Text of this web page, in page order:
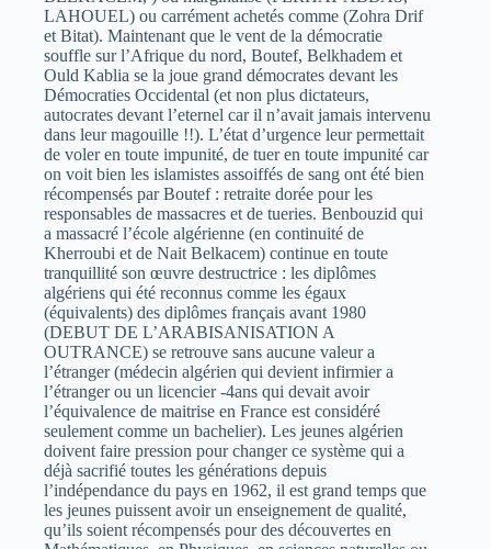
LAHOUEL) ou carrément achetés comme (Zohra Drif
et Bitat). Maintenant que le vent de la démocratie
souffle sur l’Afrique du nord, Boutef, Belkhadem et
Ould Kablia se la joue grand démocrates devant les
Démocraties Occidental (et non plus dictateurs,
autocrates devant l’eternel car il n’avait jamais intervenu
dans leur magouille !!). L’état d’urgence leur permettait
de voler en toute impunité, de tuer en toute impunité car
on voit bien les islamistes assoiffés de sang ont été bien
récompensés par Boutef : retraite dorée pour les
responsables de massacres et de tueries. Benbouzid qui
a massacré l’école algérienne (en continuité de
Kherroubi et de Nait Belkacem) continue en toute
tranquillité son œuvre destructrice : les diplômes
algériens qui été reconnus comme les égaux
(équivalents) des diplômes français avant 1980
(DEBUT DE L’ARABISANISATION A
OUTRANCE) se retrouve sans aucune valeur a
l’étranger (médecin algérien qui devient infirmier a
l’étranger ou un licencier -4ans qui devait avoir
l’équivalence de maitrise en France est considéré
seulement comme un bachelier). Les jeunes algérien
doivent faire pression pour changer ce système qui a
déjà sacrifié toutes les générations depuis
l’indépendance du pays en 1962, il est grand temps que
les jeunes puissent avoir un enseignement de qualité,
qu’ils soient récompensés pour des découvertes en